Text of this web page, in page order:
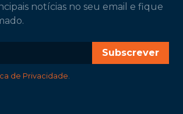
notícias no seu email e fique
Subscrever
de Privacidade.